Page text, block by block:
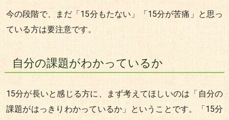
今の段階で、まだ「15分もたない」「15分が苦痛」と思っ
ている方は要注意です。
自分の課題がわかっているか
15分が長いと感じる方に、まず考えてほしいのは「自分の
課題がはっきりわかっているか」ということです。「15分